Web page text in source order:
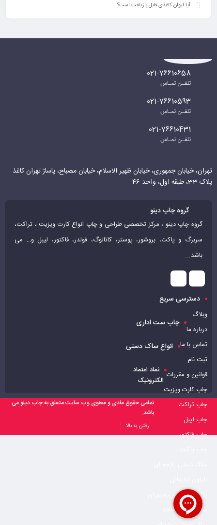
آیا لیوان کاغذی قابل بازیافت است؟
021-76610658
تلفـن تمـاس
021-76610593
تلفـن تمـاس
021-76610431
تلفـن تمـاس
تهران، خیابان جمهوری، خیابان ظهیر الاسلام، خیابان مصباح، پاساژ تهران کاغذ
پلاک 33، طبقه اول، واحد 46
گروه چاپ دینو
گروه چاپ دینو ، مرکز تخصصی طراحی و چاپ انواع کارت ویزیت ، تراکت،
سربرگ و پاکت، بروشور، پوستر، کاتالوگ، فولدر، فاکتور، لیبل و… می
باشد...
دسترسی سریع
وبلاگ
درباره ما
تماس با ما
ثبت نام
قوانین و مقررات
چاپ ست اداری
چاپ کارت ویزیت
چاپ تراکت
چاپ لیبل
چاپ فاکتور
انواع ساک دستی
پاکت بیرون بر رستوران
ساک دستی آماده
نماد اعتماد
الکترونیک
تمامی حقوق مادی و معنوی وب سایت متعلق به چاپ دینو می
باشد.
رفتن به بالا